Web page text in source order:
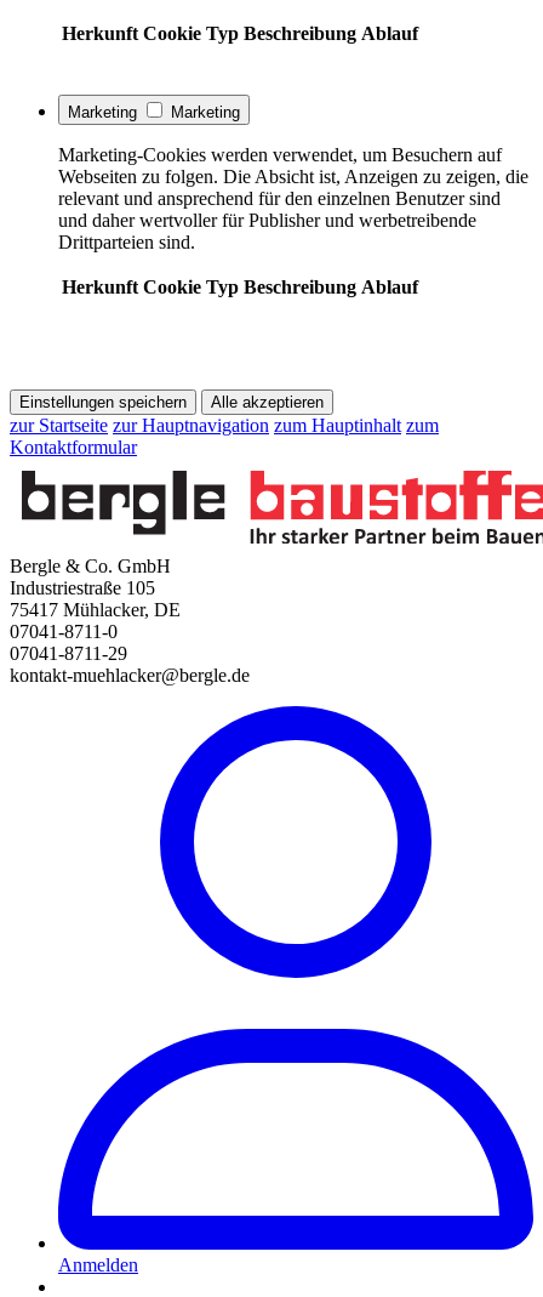
Herkunft Cookie Typ Beschreibung Ablauf
Marketing Marketing
Marketing-Cookies werden verwendet, um Besuchern auf
Webseiten zu folgen. Die Absicht ist, Anzeigen zu zeigen, die
relevant und ansprechend für den einzelnen Benutzer sind
und daher wertvoller für Publisher und werbetreibende
Drittparteien sind.
Herkunft Cookie Typ Beschreibung Ablauf
Einstellungen speichern Alle akzeptieren
zur Startseite zur Hauptnavigation zum Hauptinhalt zum
Kontaktformular
Bergle & Co. GmbH
Industriestraße 105
75417 Mühlacker, DE
07041-8711-0
07041-8711-29
kontakt-muehlacker@bergle.de
Anmelden